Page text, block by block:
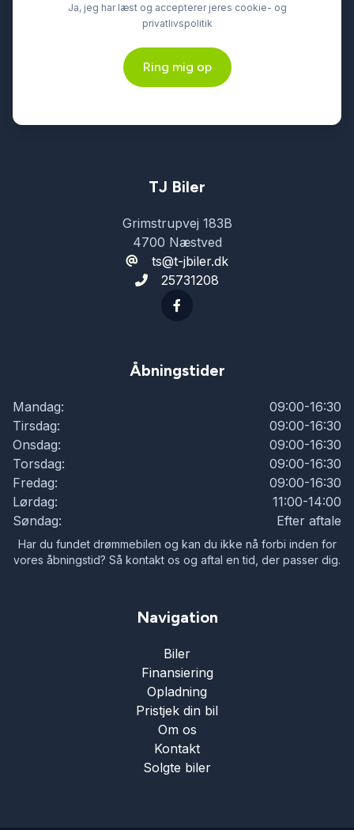
Ja, jeg har læst og accepterer jeres cookie- og
privatlivspolitik
Ring mig op
TJ Biler
Grimstrupvej 183B
4700 Næstved
ts@t-jbiler.dk
25731208
Åbningstider
Mandag:
09:00-16:30
Tirsdag:
09:00-16:30
Onsdag:
09:00-16:30
Torsdag:
09:00-16:30
Fredag:
09:00-16:30
Lørdag:
11:00-14:00
Søndag:
Efter aftale
Har du fundet drømmebilen og kan du ikke nå forbi inden for
vores åbningstid? Så kontakt os og aftal en tid, der passer dig.
Navigation
Biler
Finansiering
Opladning
Pristjek din bil
Om os
Kontakt
Solgte biler